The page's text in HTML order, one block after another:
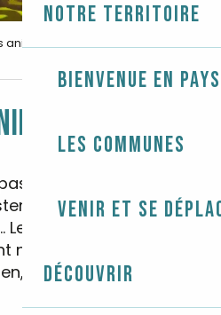
Notre territoire
Bienvenue en
Les communes
Venir et se
Découvrir
animations
de danses bretonnes
à unspectacleou
Les
nombreuses et variées
entrez vos dates et